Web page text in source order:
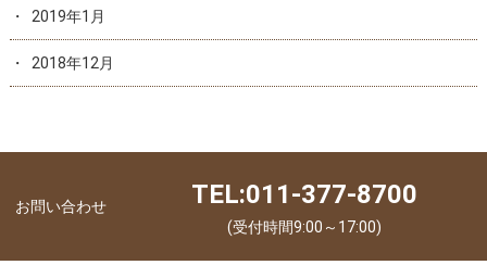
2019年1月
2018年12月
お問い合わせ TEL:011-377-8700
(受付時間9:00～17:00)